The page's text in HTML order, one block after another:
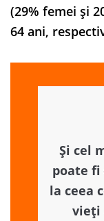
(29% femei şi
64 ani,
Și cel
poate
la ceea
vieți